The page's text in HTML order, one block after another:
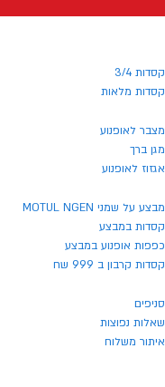
קסדות 3/4
קסדות מלאות
מצבר לאופנוע
מגן ברך
אגזוז לאופנוע
מבצע על שמני MOTUL NGEN
קסדות במבצע
כפפות אופנוע במבצע
קסדות קרבון ב 999 שח
סניפים
שאלות נפוצות
איתור משלוח